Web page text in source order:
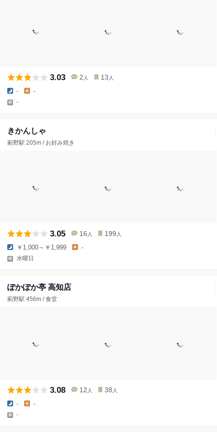
3.03 2 人 13 人
- -
-
きかんしゃ
薊野駅 205m / お好み焼き
3.05 16 人 199 人
￥1,000～￥1,999 -
水曜日
ぽかぽか亭 高知店
薊野駅 456m / 食堂
3.08 12 人 38 人
- -
-